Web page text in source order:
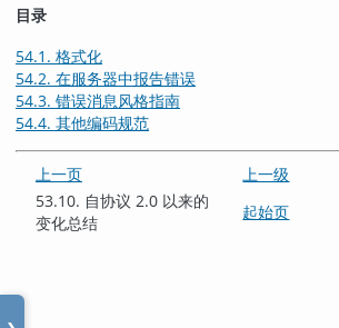
目录
54.1. 格式化
54.2. 在服务器中报告错误
54.3. 错误消息风格指南
54.4. 其他编码规范
上一页 上一级
53.10. 自协议 2.0 以来的
变化总结
起始页